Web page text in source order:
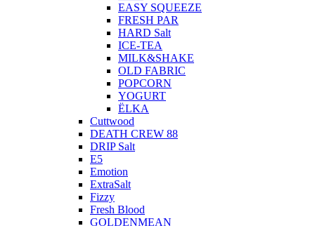
EASY SQUEEZE
FRESH PAR
HARD Salt
ICE-TEA
MILK&SHAKE
OLD FABRIC
POPCORN
YOGURT
ЁLKA
Cuttwood
DEATH CREW 88
DRIP Salt
E5
Emotion
ExtraSalt
Fizzy
Fresh Blood
GOLDENMEAN